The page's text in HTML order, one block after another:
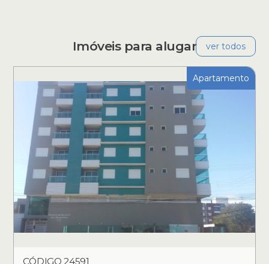
Imóveis para alugar ver todos
Apartamento
CÓDIGO 24591